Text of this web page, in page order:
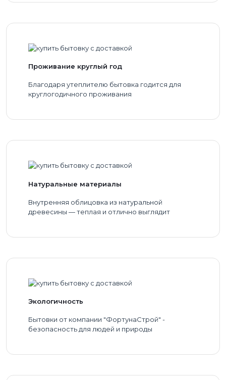
Проживание круглый год
Благодаря утеплителю бытовка годится для
круглогодичного проживания
Натуральные материалы
Внутренняя облицовка из натуральной
древесины — теплая и отлично выглядит
Экологичность
Бытовки от компании "ФортунаСтрой" -
безопасность для людей и природы